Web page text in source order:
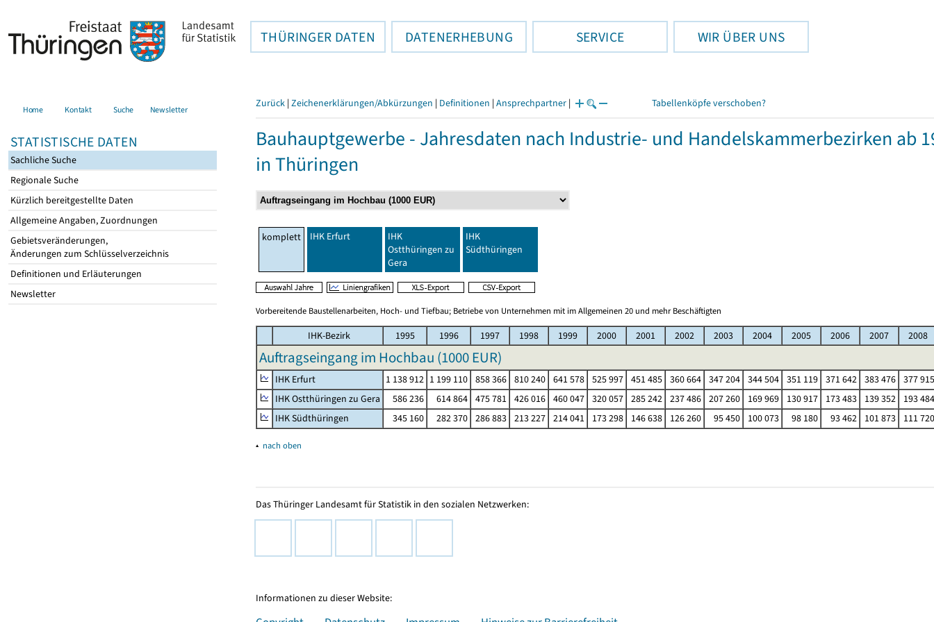
THÜRINGER DATEN DATENERHEBUNG SERVICE WIR ÜBER UNS
Home Kontakt Suche Newsletter
STATISTISCHE DATEN
Sachliche Suche
Regionale Suche
Kürzlich bereitgestellte Daten
Allgemeine Angaben, Zuordnungen
Gebietsveränderungen,
Änderungen zum Schlüsselverzeichnis
Definitionen und Erläuterungen
Newsletter
Zurück | Zeichenerklärungen/Abkürzungen | Definitionen | Ansprechpartner | Tabellenköpfe verschoben?
Bauhauptgewerbe - Jahresdaten nach Industrie- und Handelskammerbezirken ab
in Thüringen
komplett IHK Erfurt
IHK
Ostthüringen zu
Gera
IHK
Südthüringen
Vorbereitende Baustellenarbeiten, Hoch- und Tiefbau; Betriebe von Unternehmen mit im Allgemeinen 20 und mehr Beschäftigten
IHK-Bezirk 1995 1996 1997 1998 1999 2000 2001 2002 2003 2004 2005 2006 2007 2008
Auftragseingang im Hochbau (1000 EUR)
IHK Erfurt 1 138 912 1 199 110 858 366 810 240 641 578 525 997 451 485 360 664 347 204 344 504 351 119 371 642 383 476 377 915
IHK Ostthüringen zu Gera
586 236 614 864 475 781 426 016 460 047 320 057 285 242 237 486 207 260 169 969 130 917 173 483 139 352
193 484
IHK Südthüringen
345 160 282 370 286 883 213 227 214 041 173 298 146 638 126 260 95 450 100 073 98 180 93 462 101 873 111 720
▴ nach oben
Das Thüringer Landesamt für Statistik in den sozialen Netzwerken:
Informationen zu dieser Website: